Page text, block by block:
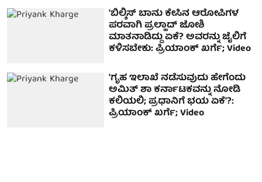
'ಬಿಲ್ಕಿಸ್ ಬಾನು ಕೇಸಿನ ಆರೋಪಿಗಳ
ಪರವಾಗಿ ಪ್ರಲ್ಹಾದ್ ಜೋಶಿ
ಮಾತನಾಡಿದ್ದು ಏಕೆ? ಅವರನ್ನು ಜೈಲಿಗೆ
ಕಳಿಸಬೇಕು: ಪ್ರಿಯಾಂಕ್ ಖರ್ಗೆ; Video
'ಗೃಹ ಇಲಾಖೆ ನಡೆಸುವುದು ಹೇಗೆಂದು
ಅಮಿತ್ ಶಾ ಕರ್ನಾಟಕವನ್ನು ನೋಡಿ
ಕಲಿಯಲಿ; ಪ್ರಧಾನಿಗೆ ಭಯ ಏಕೆ'?:
ಪ್ರಿಯಾಂಕ್ ಖರ್ಗೆ; Video